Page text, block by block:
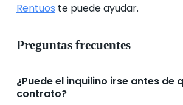
Rentuos te puede ayudar.
Preguntas frecuentes
¿Puede el inquilino irse antes de
contrato?